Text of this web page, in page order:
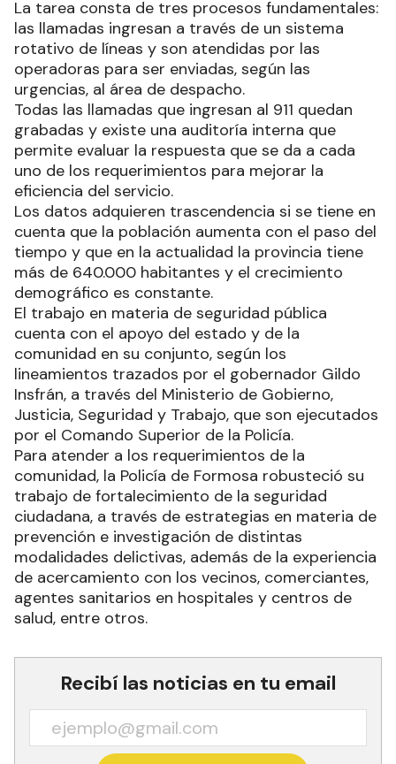
La tarea consta de tres procesos fundamentales:
las llamadas ingresan a través de un sistema
rotativo de líneas y son atendidas por las
operadoras para ser enviadas, según las
urgencias, al área de despacho.
Todas las llamadas que ingresan al 911 quedan
grabadas y existe una auditoría interna que
permite evaluar la respuesta que se da a cada
uno de los requerimientos para mejorar la
eficiencia del servicio.
Los datos adquieren trascendencia si se tiene en
cuenta que la población aumenta con el paso del
tiempo y que en la actualidad la provincia tiene
más de 640.000 habitantes y el crecimiento
demográfico es constante.
El trabajo en materia de seguridad pública
cuenta con el apoyo del estado y de la
comunidad en su conjunto, según los
lineamientos trazados por el gobernador Gildo
Insfrán, a través del Ministerio de Gobierno,
Justicia, Seguridad y Trabajo, que son ejecutados
por el Comando Superior de la Policía.
Para atender a los requerimientos de la
comunidad, la Policía de Formosa robusteció su
trabajo de fortalecimiento de la seguridad
ciudadana, a través de estrategias en materia de
prevención e investigación de distintas
modalidades delictivas, además de la experiencia
de acercamiento con los vecinos, comerciantes,
agentes sanitarios en hospitales y centros de
salud, entre otros.
Recibí las noticias en tu email